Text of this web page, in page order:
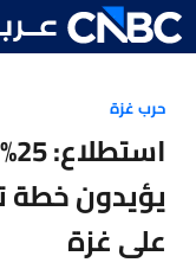
حرب غزة
يؤيدون خطة
على غزة